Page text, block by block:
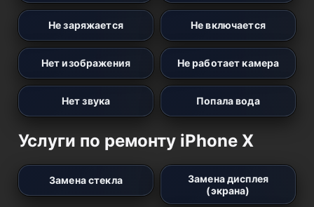
Не заряжается Не включается
Нет изображения Не работает камера
Нет звука Попала вода
Услуги по ремонту iPhone X
Замена стекла
Замена дисплея
(экрана)